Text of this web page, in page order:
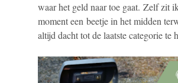
waar het geld naar toe gaat. Zelf zit
moment een beetje in het midden
altijd dacht tot de laatste categorie te